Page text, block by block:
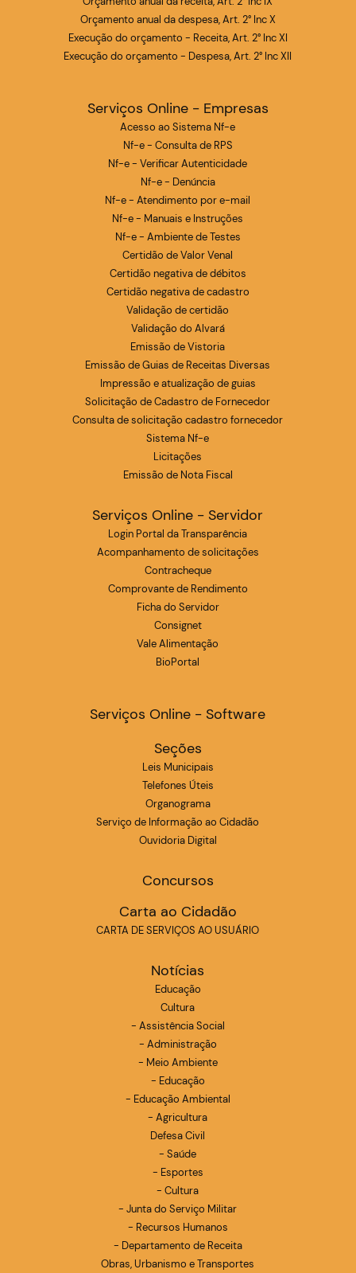
Orçamento anual da despesa, Art. 2° Inc X
Execução do orçamento - Receita, Art. 2° Inc XI
Execução do orçamento - Despesa, Art. 2° Inc XII
Serviços Online - Empresas
Acesso ao Sistema Nf-e
Nf-e - Consulta de RPS
Nf-e - Verificar Autenticidade
Nf-e - Denúncia
Nf-e - Atendimento por e-mail
Nf-e - Manuais e Instruções
Nf-e - Ambiente de Testes
Certidão de Valor Venal
Certidão negativa de débitos
Certidão negativa de cadastro
Validação de certidão
Validação do Alvará
Emissão de Vistoria
Emissão de Guias de Receitas Diversas
Impressão e atualização de guias
Solicitação de Cadastro de Fornecedor
Consulta de solicitação cadastro fornecedor
Sistema Nf-e
Licitações
Emissão de Nota Fiscal
Serviços Online - Servidor
Login Portal da Transparência
Acompanhamento de solicitações
Contracheque
Comprovante de Rendimento
Ficha do Servidor
Consignet
Vale Alimentação
BioPortal
Serviços Online - Software
Seções
Leis Municipais
Telefones Úteis
Organograma
Serviço de Informação ao Cidadão
Ouvidoria Digital
Concursos
Carta ao Cidadão
CARTA DE SERVIÇOS AO USUÁRIO
Notícias
Educação
Cultura
- Assistência Social
- Administração
- Meio Ambiente
- Educação
- Educação Ambiental
- Agricultura
Defesa Civil
- Saúde
- Esportes
- Cultura
- Junta do Serviço Militar
- Recursos Humanos
- Departamento de Receita
Obras, Urbanismo e Transportes